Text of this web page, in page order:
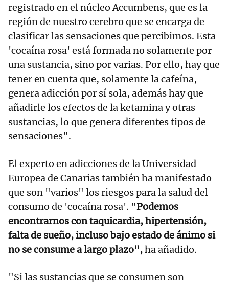
registrado en el núcleo Accumbens, que es la
región de nuestro cerebro que se encarga de
clasificar las sensaciones que percibimos. Esta
'cocaína rosa' está formada no solamente por
una sustancia, sino por varias. Por ello, hay que
tener en cuenta que, solamente la cafeína,
genera adicción por sí sola, además hay que
añadirle los efectos de la ketamina y otras
sustancias, lo que genera diferentes tipos de
sensaciones".
El experto en adicciones de la Universidad
Europea de Canarias también ha manifestado
que son "varios" los riesgos para la salud del
consumo de 'cocaína rosa'. "Podemos
encontrarnos con taquicardia, hipertensión,
falta de sueño, incluso bajo estado de ánimo si
no se consume a largo plazo",ha añadido.
"Si las sustancias que se consumen son